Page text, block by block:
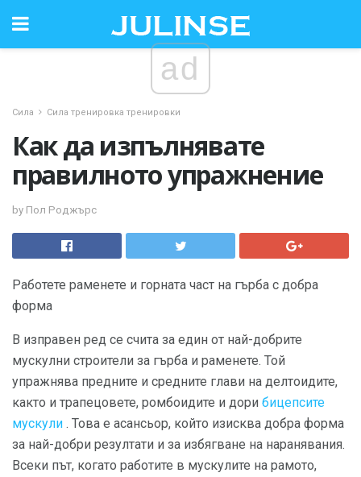
ad
Сила Сила тренировка тренировки
Как да изпълнявате
правилното упражнение
by Пол Роджърс
Работете раменете и горната част на гърба с добра
форма
В изправен ред се счита за един от най-добрите
мускулни строители за гърба и раменете. Той
упражнява предните и средните глави на делтоидите,
както и трапецовете, ромбоидите и дори бицепсите
мускули . Това е асансьор, който изисква добра форма
за най-добри резултати и за избягване на наранявания.
Всеки път, когато работите в мускулите на рамото,